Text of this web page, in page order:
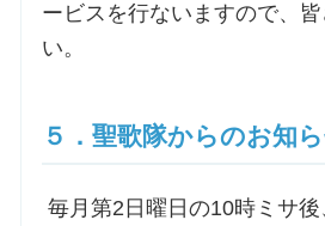
ービスを行ないますので、
い。
５．聖歌隊からのお知
毎月第2日曜日の10時ミサ